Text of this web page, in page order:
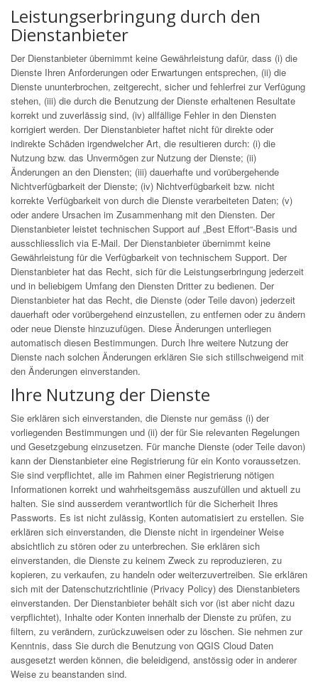
Leistungserbringung durch den
Dienstanbieter
Der Dienstanbieter übernimmt keine Gewährleistung dafür, dass (i) die
Dienste Ihren Anforderungen oder Erwartungen entsprechen, (ii) die
Dienste ununterbrochen, zeitgerecht, sicher und fehlerfrei zur Verfügung
stehen, (iii) die durch die Benutzung der Dienste erhaltenen Resultate
korrekt und zuverlässig sind, (iv) allfällige Fehler in den Diensten
korrigiert werden. Der Dienstanbieter haftet nicht für direkte oder
indirekte Schäden irgendwelcher Art, die resultieren durch: (i) die
Nutzung bzw. das Unvermögen zur Nutzung der Dienste; (ii)
Änderungen an den Diensten; (iii) dauerhafte und vorübergehende
Nichtverfügbarkeit der Dienste; (iv) Nichtverfügbarkeit bzw. nicht
korrekte Verfügbarkeit von durch die Dienste verarbeiteten Daten; (v)
oder andere Ursachen im Zusammenhang mit den Diensten. Der
Dienstanbieter leistet technischen Support auf „Best Effort“-Basis und
ausschliesslich via E-Mail. Der Dienstanbieter übernimmt keine
Gewährleistung für die Verfügbarkeit von technischem Support. Der
Dienstanbieter hat das Recht, sich für die Leistungserbringung jederzeit
und in beliebigem Umfang den Diensten Dritter zu bedienen. Der
Dienstanbieter hat das Recht, die Dienste (oder Teile davon) jederzeit
dauerhaft oder vorübergehend einzustellen, zu entfernen oder zu ändern
oder neue Dienste hinzuzufügen. Diese Änderungen unterliegen
automatisch diesen Bestimmungen. Durch Ihre weitere Nutzung der
Dienste nach solchen Änderungen erklären Sie sich stillschweigend mit
den Änderungen einverstanden.
Ihre Nutzung der Dienste
Sie erklären sich einverstanden, die Dienste nur gemäss (i) der
vorliegenden Bestimmungen und (ii) der für Sie relevanten Regelungen
und Gesetzgebung einzusetzen. Für manche Dienste (oder Teile davon)
kann der Dienstanbieter eine Registrierung für ein Konto voraussetzen.
Sie sind verpflichtet, alle im Rahmen einer Registrierung nötigen
Informationen korrekt und wahrheitsgemäss auszufüllen und aktuell zu
halten. Sie sind ausserdem verantwortlich für die Sicherheit Ihres
Passworts. Es ist nicht zulässig, Konten automatisiert zu erstellen. Sie
erklären sich einverstanden, die Dienste nicht in irgendeiner Weise
absichtlich zu stören oder zu unterbrechen. Sie erklären sich
einverstanden, die Dienste zu keinem Zweck zu reproduzieren, zu
kopieren, zu verkaufen, zu handeln oder weiterzuvertreiben. Sie erklären
sich mit der Datenschutzrichtlinie (Privacy Policy) des Dienstanbieters
einverstanden. Der Dienstanbieter behält sich vor (ist aber nicht dazu
verpflichtet), Inhalte oder Konten innerhalb der Dienste zu prüfen, zu
filtern, zu verändern, zurückzuweisen oder zu löschen. Sie nehmen zur
Kenntnis, dass Sie durch die Benutzung von QGIS Cloud Daten
ausgesetzt werden können, die beleidigend, anstössig oder in anderer
Weise zu beanstanden sind.